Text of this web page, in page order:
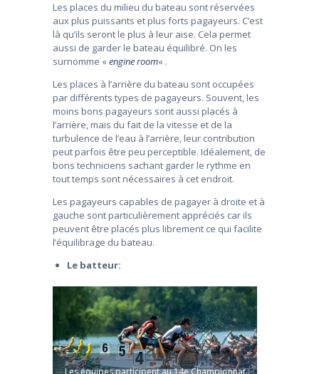
Les places du milieu du bateau sont réservées
aux plus puissants et plus forts pagayeurs. C’est
là qu’ils seront le plus à leur aise. Cela permet
aussi de garder le bateau équilibré. On les
surnomme «engine room« .
Les places à l’arrière du bateau sont occupées
par différents types de pagayeurs. Souvent, les
moins bons pagayeurs sont aussi placés à
l’arrière, mais du fait de la vitesse et de la
turbulence de l’eau à l’arrière, leur contribution
peut parfois être peu perceptible. Idéalement, de
bons techniciens sachant garder le rythme en
tout temps sont nécessaires à cet endroit.
Les pagayeurs capables de pagayer à droite et à
gauche sont particulièrement appréciés car ils
peuvent être placés plus librement ce qui facilite
l’équilibrage du bateau.
Le batteur: